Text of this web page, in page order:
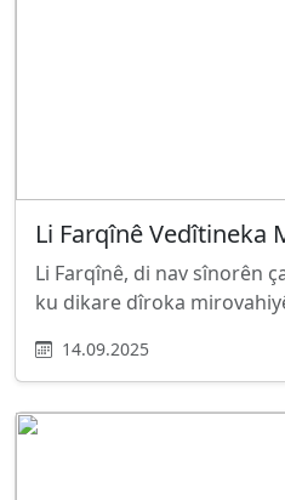
Li Farqînê Vedîtineka
Li Farqînê, di nav sînorên
ku dikare dîroka
14.09.2025